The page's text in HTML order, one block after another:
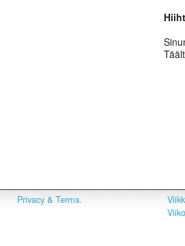
Privacy & Terms.